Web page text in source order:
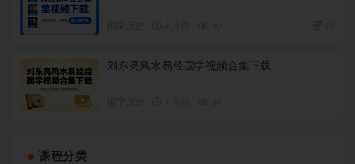
刘东亮风水易经国学视频合集下载
课程分类